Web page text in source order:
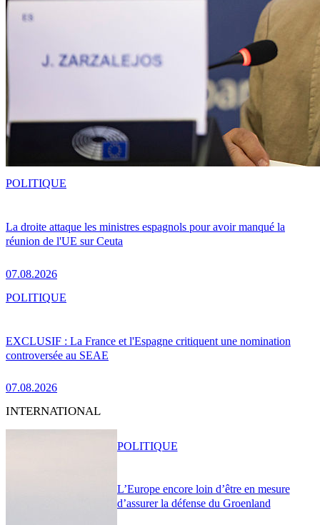
La droite attaque les ministres espagnols pour avoir manqué la
réunion de l'UE sur Ceuta
07.08.2026
POLITIQUE
EXCLUSIF : La France et l'Espagne critiquent une nomination
controversée au SEAE
07.08.2026
POLITIQUE
INTERNATIONAL
L’Europe encore loin d’être en mesure
d’assurer la défense du Groenland
POLITIQUE